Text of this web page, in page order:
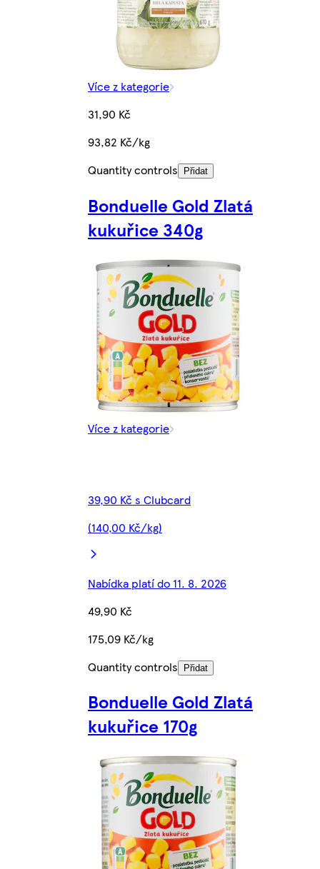
Více z kategorie
31,90 Kč
93,82 Kč/kg
Quantity controls
Přidat
Bonduelle Gold Zlatá
kukuřice 340g
Více z kategorie
39,90 Kč s Clubcard
(140,00 Kč/kg)
Nabídka platí do 11. 8. 2026
49,90 Kč
175,09 Kč/kg
Quantity controls
Přidat
Bonduelle Gold Zlatá
kukuřice 170g